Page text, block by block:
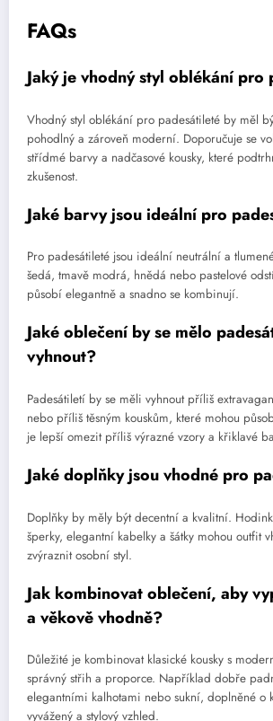
FAQs
Jaký je vhodný styl oblékání pro
Vhodný styl oblékání pro padesátileté by měl
pohodlný a zároveň moderní. Doporučuje se
střídmé barvy a nadčasové kousky, které
zkušenost.
Jaké barvy jsou ideální pro
Pro padesátileté jsou ideální neutrální a
šedá, tmavě modrá, hnědá nebo pastelové
působí elegantně a snadno se kombinují.
Jaké oblečení by se mělo
vyhnout?
Padesátiletí by se měli vyhnout příliš
nebo příliš těsným kouskům, které mohou
je lepší omezit příliš výrazné vzory a křiklavé
Jaké doplňky jsou vhodné pro
Doplňky by měly být decentní a kvalitní.
šperky, elegantní kabelky a šátky mohou outfit
zvýraznit osobní styl.
Jak kombinovat oblečení, aby
a věkově vhodně?
Důležité je kombinovat klasické kousky s
správný střih a proporce. Například dobře
elegantními kalhotami nebo sukní, doplněné o
vyvážený a stylový vzhled.